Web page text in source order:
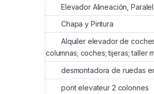
Elevador Alineación,
Chapa y Pintura
Alquiler elevador de
columnas; coches; tijeras; taller
desmontadora de ruedas
pont elevateur 2 colonnes